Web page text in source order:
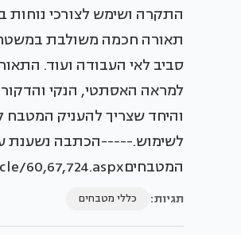
התקרה ושימש לצורכי
תאורה חכמה משולבת
סביב לאי העבודה ועוד.
למראה האסתטי, הנקי
והיחד שצריך להעניק המטבח
לשימוש.-----הכתבה נשענת
המטבחיםhttp://www.baitvenoy.co.il/newsarticle/60,67,724.aspx
תגיות: כללי מטבחים